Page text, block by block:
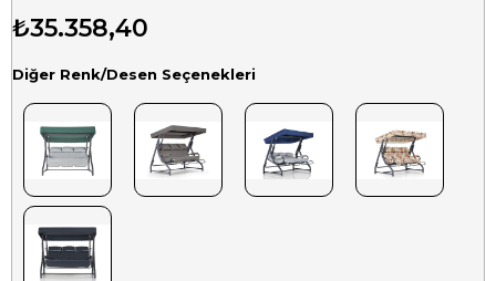
₺35.358,40
Diğer Renk/Desen Seçenekleri